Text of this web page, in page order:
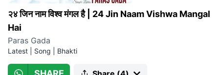
२४ जिन नाम विश्व मंगल है| 24 Jin Naam Vishwa Mangal
Hai
Paras Gada
Latest Song | Bhakti